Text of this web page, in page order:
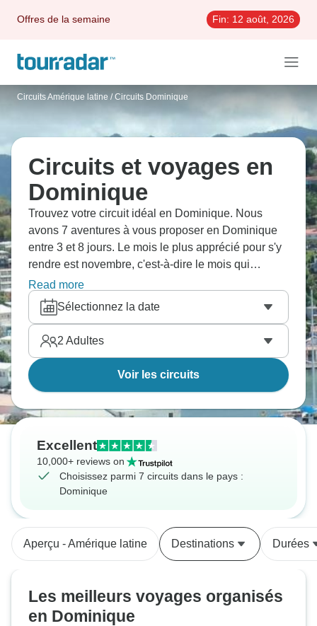
Offres de la semaine Fin: 12 août, 2026
Circuits Amérique latine / Circuits Dominique
Circuits et voyages en
Dominique
Trouvez votre circuit idéal en Dominique. Nous
avons 7 aventures à vous proposer en Dominique
entre 3 et 8 jours. Le mois le plus apprécié pour s'y
rendre est novembre, c'est-à-dire le mois qui
compte le plus grand nombre de départs.
Read more
Sélectionnez la date
2 Adultes
Voir les circuits
Excellent
10,000+ reviews on
Choisissez parmi 7 circuits dans le pays :
Dominique
Aperçu - Amérique latine Destinations Durées
Les meilleurs voyages organisés
en Dominique